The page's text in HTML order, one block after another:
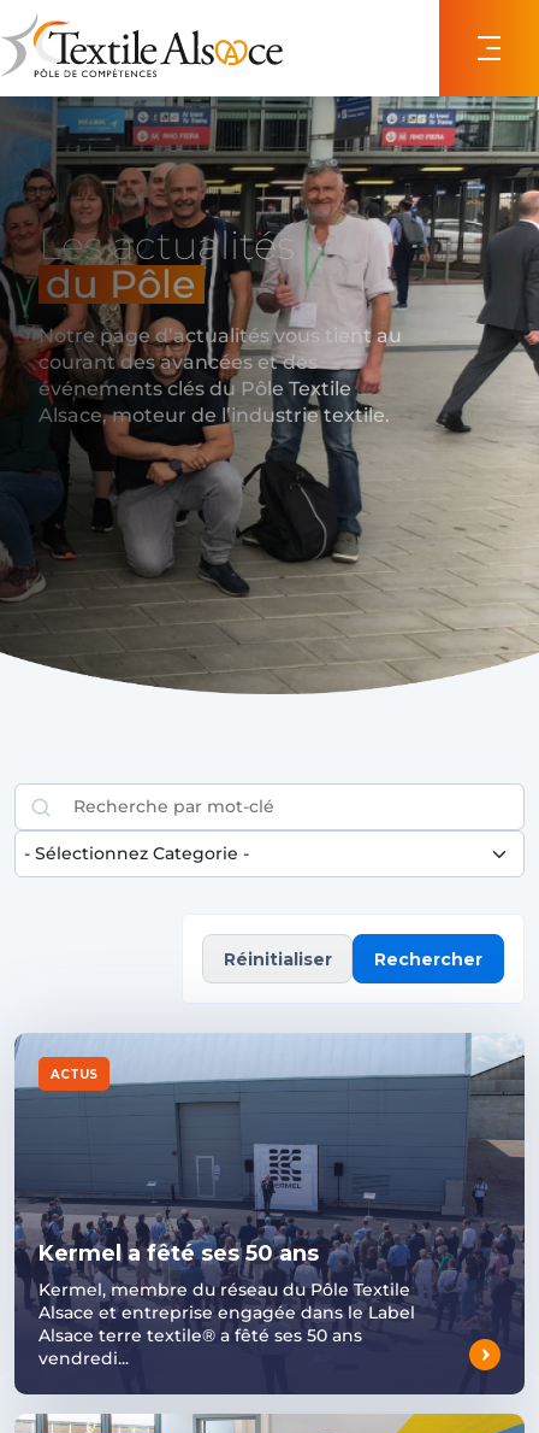
Les actualités
du Pôle
Notre page d’actualités vous tient au
courant des avancées et des
événements clés du Pôle Textile
Alsace, moteur de l’industrie textile.
Rechercher
Rechercher
Réinitialiser
ACTUS
Kermel a fêté ses 50 ans
Kermel, membre du réseau du Pôle Textile
Alsace et entreprise engagée dans le Label
Alsace terre textile® a fêté ses 50 ans
vendredi...
Panneau de gestion des cookies